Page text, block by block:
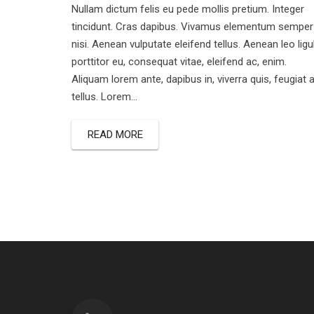
Nullam dictum felis eu pede mollis pretium. Integer
tincidunt. Cras dapibus. Vivamus elementum semper
nisi. Aenean vulputate eleifend tellus. Aenean leo
porttitor eu, consequat vitae, eleifend ac, enim.
Aliquam lorem ante, dapibus in, viverra quis, feugiat
tellus. Lorem…
READ MORE